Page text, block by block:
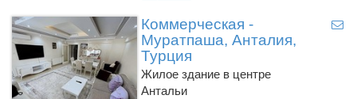
Коммерческая -
Муратпаша, Анталия,
Турция
Жилое здание в центре
Антальи